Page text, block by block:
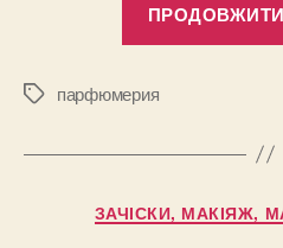
Позначкипарфюмерия
ЗАЧІСКИ, МАКІЯЖ,